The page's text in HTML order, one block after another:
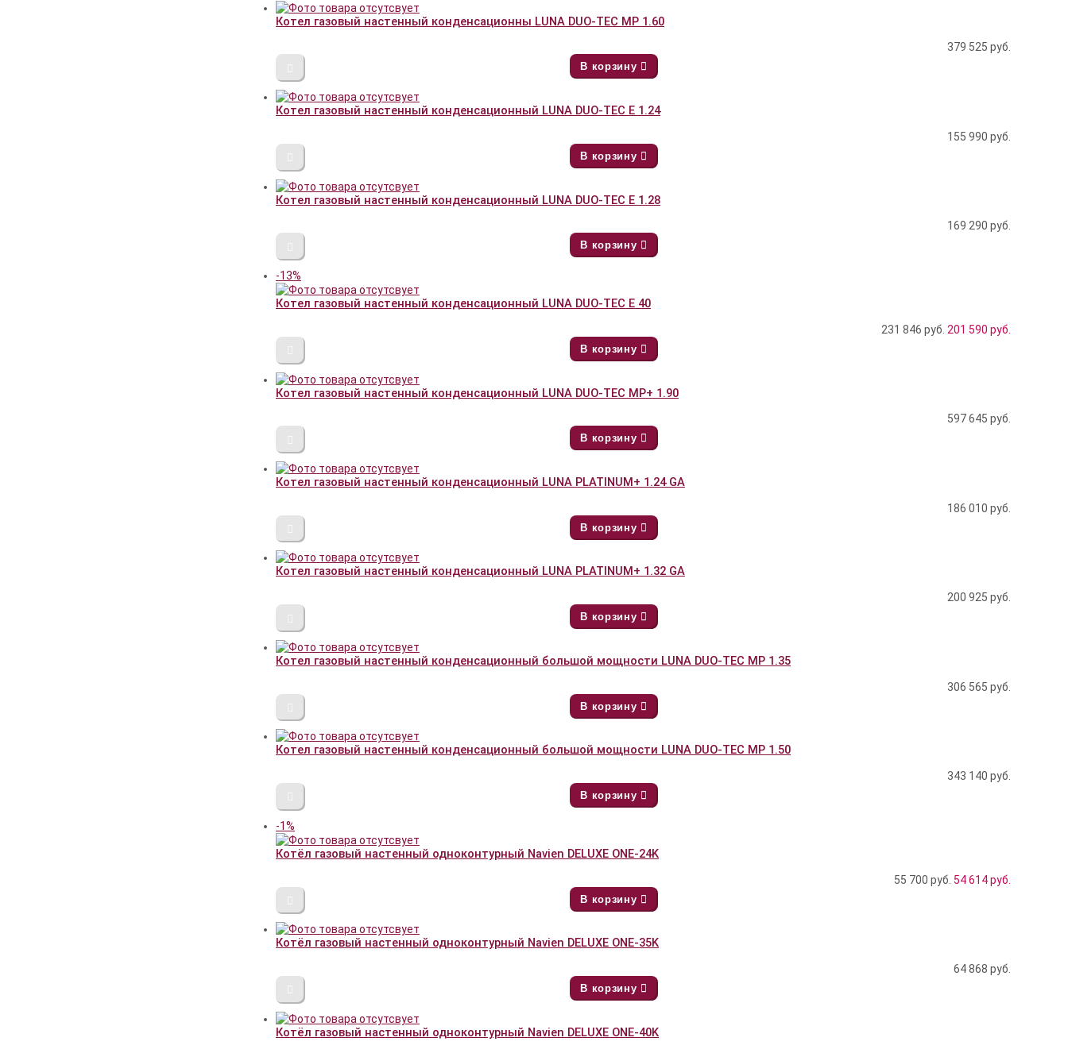
Котел газовый настенный конденсационны LUNA DUO-TEC MP 1.60
379 525 руб.
В корзину
Котел газовый настенный конденсационный LUNA DUO-TEC E 1.24
155 990 руб.
В корзину
Котел газовый настенный конденсационный LUNA DUO-TEC E 1.28
169 290 руб.
В корзину
-13%
Котел газовый настенный конденсационный LUNA DUO-TEC E 40
231 846 руб. 201 590 руб.
В корзину
Котел газовый настенный конденсационный LUNA DUO-TEC MP+ 1.90
597 645 руб.
В корзину
Котел газовый настенный конденсационный LUNA PLATINUM+ 1.24 GA
186 010 руб.
В корзину
Котел газовый настенный конденсационный LUNA PLATINUM+ 1.32 GA
200 925 руб.
В корзину
Котел газовый настенный конденсационный большой мощности LUNA DUO-TEC MP 1.35
306 565 руб.
В корзину
Котел газовый настенный конденсационный большой мощности LUNA DUO-TEC MP 1.50
343 140 руб.
В корзину
-1%
Котёл газовый настенный одноконтурный Navien DELUXE ONE-24K
55 700 руб. 54 614руб.
В корзину
Котёл газовый настенный одноконтурный Navien DELUXE ONE-35K
64 868 руб.
В корзину
Котёл газовый настенный одноконтурный Navien DELUXE ONE-40K